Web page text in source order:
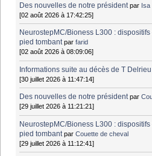
Des nouvelles de notre président par Isa
[02 août 2026 à 17:42:25]
NeurostepMC/Bioness L300 :
pied tombant parfarid
[02 août 2026 à 08:09:06]
Informations suite au décès de T
[30 juillet 2026 à 11:47:14]
Des nouvelles de notre président par
[29 juillet 2026 à 11:21:21]
NeurostepMC/Bioness L300 :
pied tombant parCouette de cheval
[29 juillet 2026 à 11:12:41]